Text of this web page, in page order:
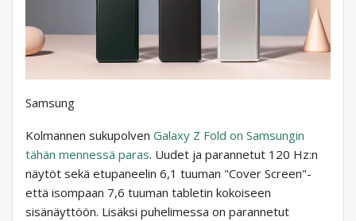
Samsung
Kolmannen sukupolven Galaxy Z Fold on Samsungin
tähän mennessä paras. Uudet ja parannetut 120 Hz:n
näytöt sekä etupaneelin 6,1 tuuman "Cover Screen"-
että isompaan 7,6 tuuman tabletin kokoiseen
sisänäyttöön. Lisäksi puhelimessa on parannetut